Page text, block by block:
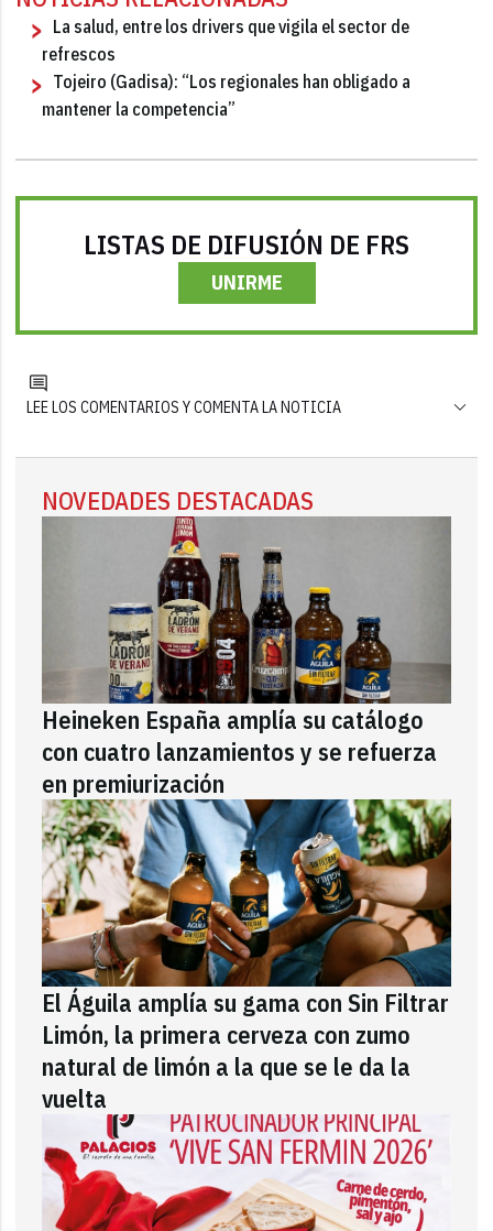
La salud, entre los drivers que vigila el sector de
refrescos
Tojeiro (Gadisa): “Los regionales han obligado a
mantener la competencia”
LISTAS DE DIFUSIÓN DE FRS
UNIRME
LEE LOS COMENTARIOS Y COMENTA LA NOTICIA
NOVEDADES DESTACADAS
Heineken España amplía su catálogo
con cuatro lanzamientos y se refuerza
en premiurización
El Águila amplía su gama con Sin Filtrar
Limón, la primera cerveza con zumo
natural de limón a la que se le da la
vuelta